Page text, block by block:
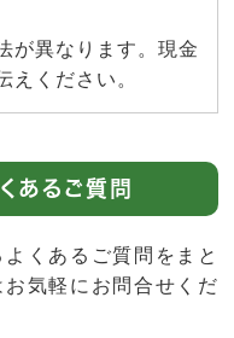
が異なります。現金
えください。
あるご質問
くあるご質問をまと
気軽にお問合せくだ